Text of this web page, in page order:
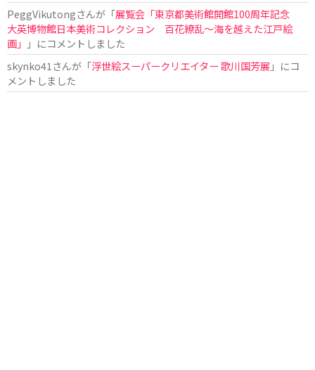
PeggVikutongさんが「展覧会「東京都美術館開館100周年記念
大英博物館日本美術コレクション 百花繚乱〜海を越えた江戸絵
画」
」にコメントしました
skynko41 さんが「浮世絵スーパークリエイター 歌川国芳展 」にコ
メントしました